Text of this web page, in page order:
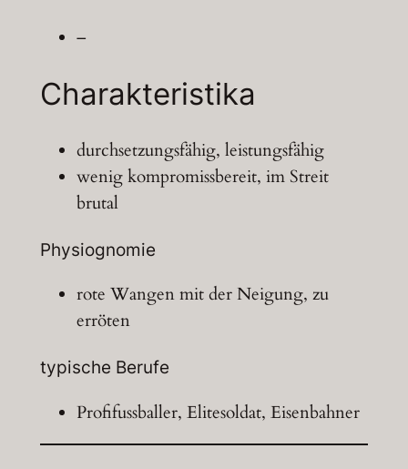
–
Charakteristika
durchsetzungsfähig, leistungsfähig
wenig kompromissbereit, im Streit
brutal
Physiognomie
rote Wangen mit der Neigung, zu
erröten
typische Berufe
Profifussballer, Elitesoldat, Eisenbahner